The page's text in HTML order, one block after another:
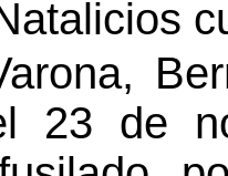
23 de